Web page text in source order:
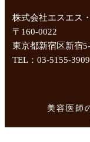
株式会社エスエス
〒160-0022
東京都新宿区新宿
TEL：03-5155-3909
美容医師